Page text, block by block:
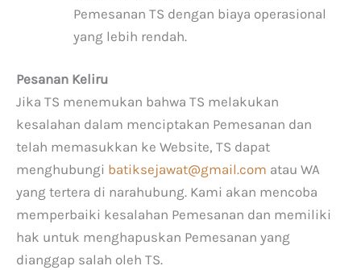
Pemesanan TS dengan biaya operasional
yang lebih rendah.
Pesanan Keliru
Jika TS menemukan bahwa TS melakukan
kesalahan dalam menciptakan Pemesanan dan
telah memasukkan ke Website, TS dapat
menghubungi batiksejawat@gmail.com atau WA
yang tertera di narahubung. Kami akan mencoba
memperbaiki kesalahan Pemesanan dan memiliki
hak untuk menghapuskan Pemesanan yang
dianggap salah oleh TS.